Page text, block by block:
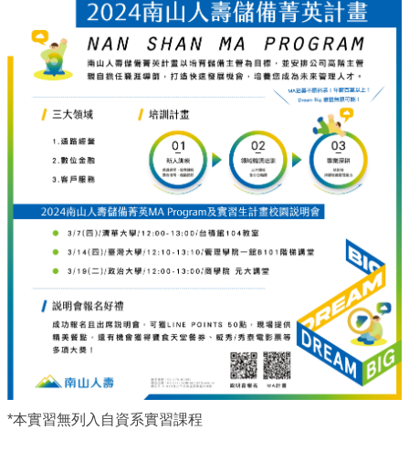
*本實習無列入自資系實習課程